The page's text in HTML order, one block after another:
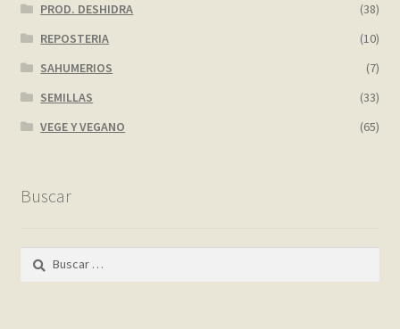
PROD. DESHIDRA
(38)
REPOSTERIA
(10)
SAHUMERIOS
(7)
SEMILLAS
(33)
VEGE Y VEGANO
(65)
Buscar
Buscar: